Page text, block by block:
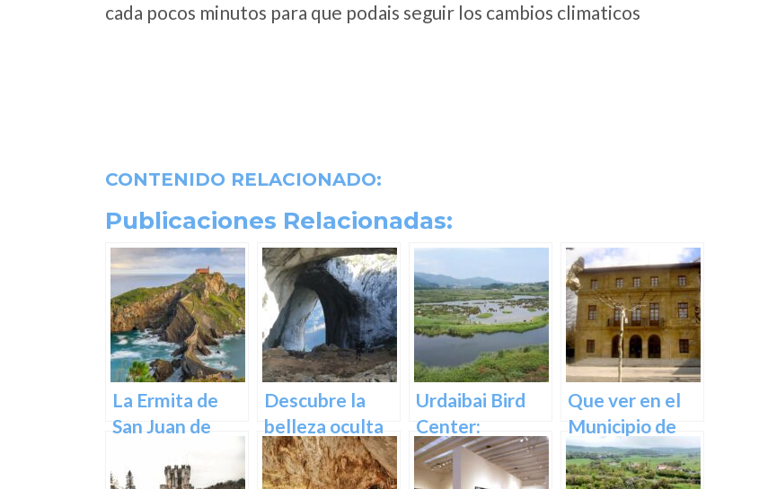
cada pocos minutos para que podais seguir los cambios climaticos
CONTENIDO RELACIONADO:
Publicaciones Relacionadas:
La Ermita de
San Juan de
Historia, Ruta y
Descubre la
belleza oculta
de Guipuzcoa
en las Cuevas
Urdaibai Bird
Center:
Descubre la
vida de las aves
Que ver en el
Municipio de
Usurbil en
guipuzcoa